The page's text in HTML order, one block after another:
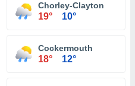
Chorley-Clayton
19° 10°
Cockermouth
18° 12°